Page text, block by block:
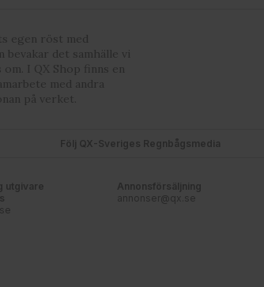
egen röst med
bevakar det samhälle vi
I QX Shop finns en
med andra
på verket.
Följ QX-Sveriges Regnbågsmedia
utgivare
Annonsförsäljning
annonser@qx.se